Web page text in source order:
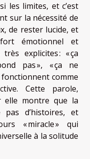
les limites, et c’est
sur la nécessité de
de rester lucide, et
émotionnel et
explicites : « ça
pas », « ça ne
fonctionnent comme
Cette parole,
elle montre que la
d’histoires, et
« miracle » qui
à la solitude